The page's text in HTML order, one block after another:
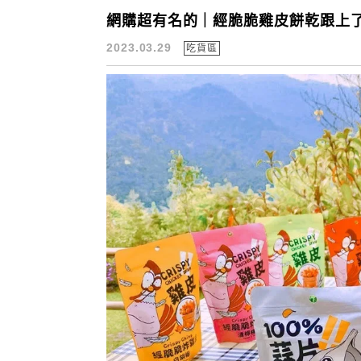
網購超有名的｜經脆脆雞皮餅乾跟上
2023.03.29 吃貨區